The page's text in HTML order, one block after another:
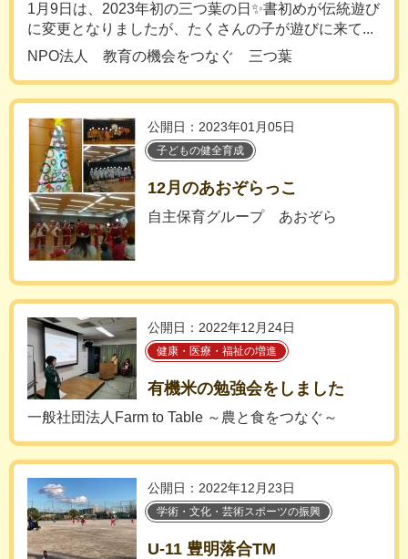
1月9日は、2023年初の三つ葉の日✨書初めが伝統遊び
に変更となりましたが、たくさんの子が遊びに来て...
NPO法人 教育の機会をつなぐ 三つ葉
公開日：2023年01月05日
子どもの健全育成
12月のあおぞらっこ
自主保育グループ あおぞら
公開日：2022年12月24日
健康・医療・福祉の増進
有機米の勉強会をしました
一般社団法人Farm to Table ～農と食をつなぐ～
公開日：2022年12月23日
学術・文化・芸術スポーツの振興
U-11 豊明落合TM